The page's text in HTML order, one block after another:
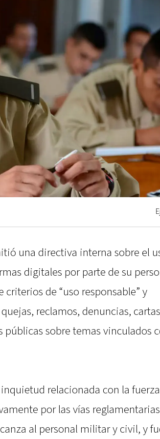
una directiva interna sobre el
digitales por parte de su
de “uso responsable” y
reclamos, denuncias, cartas
sobre temas vinculados
relacionada con la fuerza
por las vías reglamentarias
al personal militar y civil, y